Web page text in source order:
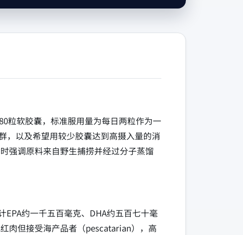
粒软胶囊，标准服用量为每日两粒作为一
，以及希望用较少胶囊达到高摄入量的消
强调原料来自野生捕捞并经过分子蒸馏
约一千五百毫克、DHA约五百七十毫
肉但接受海产品者（pescatarian），高